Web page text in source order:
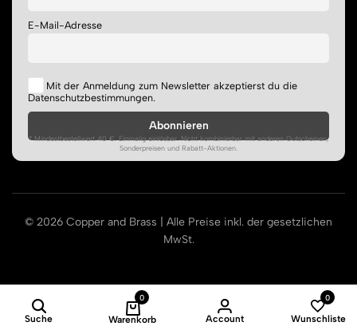
E-Mail-Adresse
Mit der Anmeldung zum Newsletter akzeptierst du die
Datenschutzbestimmungen.
* Mindestbestellwert 40 €. Einmalig einlösbar. Nicht kombinierbar mit anderen Gutscheinen,
Sonderpreisen und Rabatt-Aktionen.
© 2026 Copper and Brass | Alle Preise inkl. der gesetzlichen
MwSt.
Suche
0
Warenkorb Account
0
Wunschliste